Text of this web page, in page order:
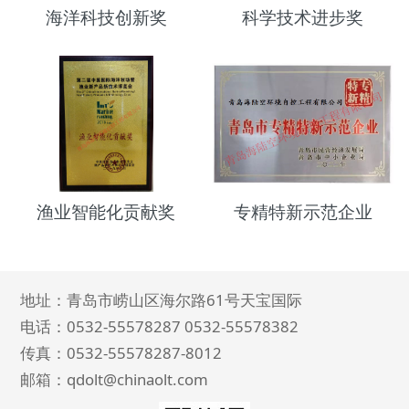
海洋科技创新奖 科学技术进步奖
渔业智能化贡献奖 专精特新示范企业
地址：青岛市崂山区海尔路61号天宝国际
电话：0532-55578287 0532-55578382
传真：0532-55578287-8012
邮箱：qdolt@chinaolt.com